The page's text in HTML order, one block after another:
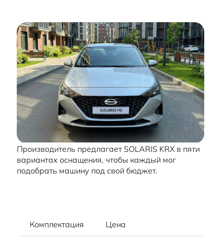
Производитель предлагает SOLARIS KRX в пяти
вариантах оснащения, чтобы каждый мог
подобрать машину под свой бюджет.
Комплектация Цена